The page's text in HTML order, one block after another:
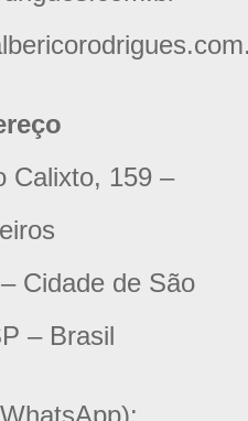
Calixto, 159 –
Cidade de São
– Brasil